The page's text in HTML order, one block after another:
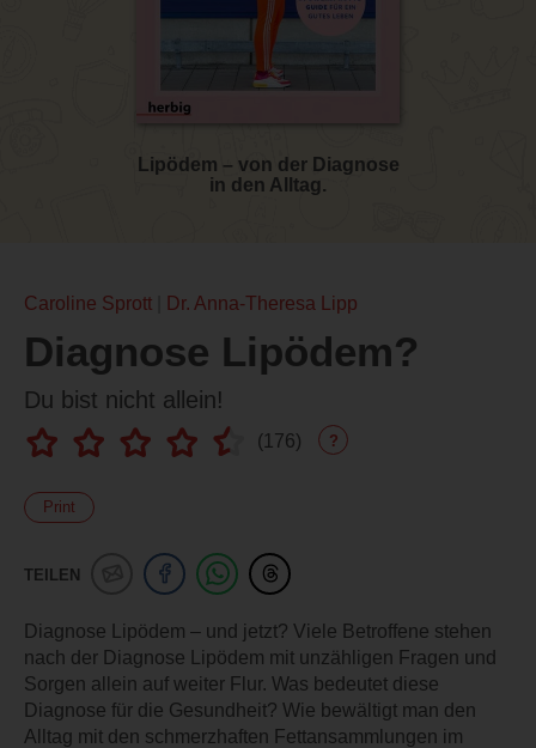
Lipödem – von der Diagnose
in den Alltag.
Caroline Sprott Dr. Anna-Theresa Lipp
Diagnose Lipödem?
Du bist nicht allein!
(176) ?
Print
TEILEN
Diagnose Lipödem – und jetzt? Viele Betroffene stehen
nach der Diagnose Lipödem mit unzähligen Fragen und
Sorgen allein auf weiter Flur. Was bedeutet diese
Diagnose für die Gesundheit? Wie bewältigt man den
Alltag mit den schmerzhaften Fettansammlungen im